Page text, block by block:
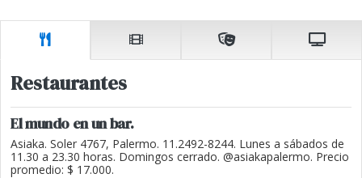
Restaurantes
El mundo en un bar.
Asiaka. Soler 4767, Palermo. 11.2492-8244. Lunes a sábados de
11.30 a 23.30 horas. Domingos cerrado. @asiakapalermo. Precio
promedio: $ 17.000.